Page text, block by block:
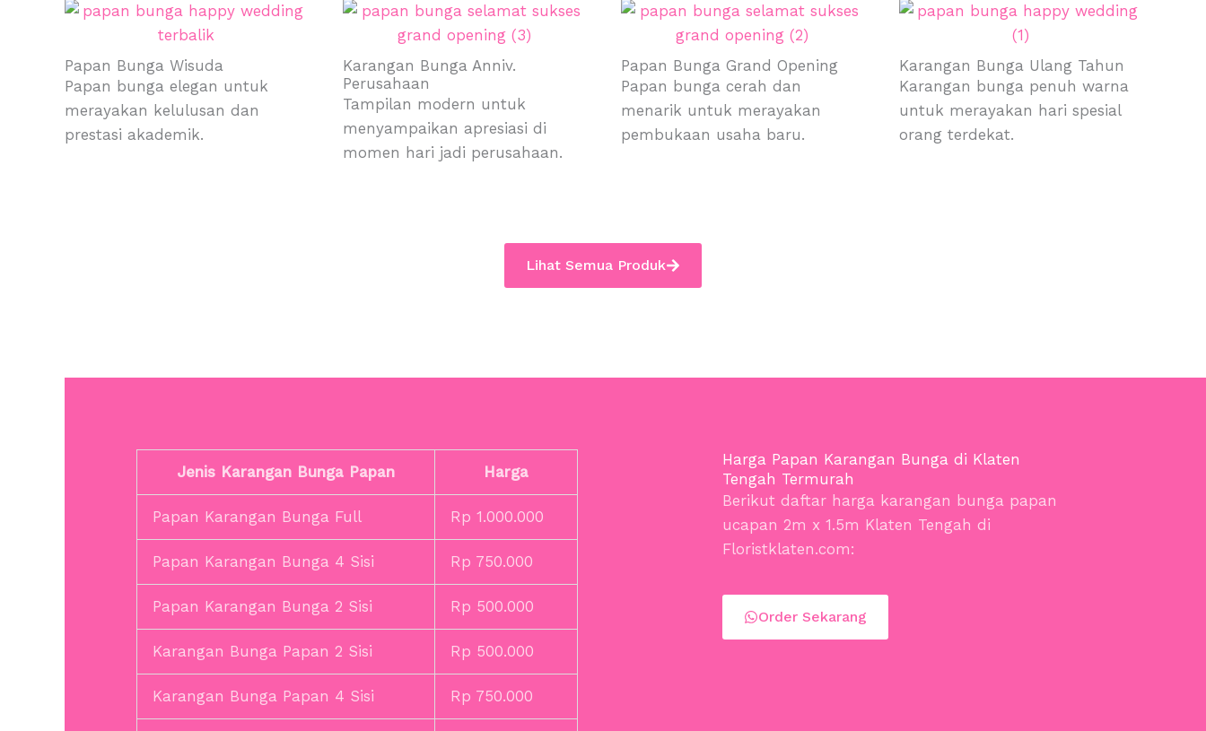
Papan Bunga Wisuda
Papan bunga elegan untuk
merayakan kelulusan dan
prestasi akademik.
Karangan Bunga Anniv.
Perusahaan
Tampilan modern untuk
menyampaikan apresiasi di
momen hari jadi perusahaan.
Papan Bunga Grand Opening
Papan bunga cerah dan
menarik untuk merayakan
pembukaan usaha baru.
Karangan Bunga Ulang Tahun
Karangan bunga penuh warna
untuk merayakan hari spesial
orang terdekat.
Lihat Semua Produk
Jenis Karangan Bunga Papan Harga
Papan Karangan Bunga Full Rp 1.000.000
Papan Karangan Bunga 4 Sisi Rp 750.000
Papan Karangan Bunga 2 Sisi Rp 500.000
Karangan Bunga Papan 2 Sisi Rp 500.000
Karangan Bunga Papan 4 Sisi Rp 750.000
Harga Papan Karangan Bunga di Klaten
Tengah Termurah
Berikut daftar harga karangan bunga papan
ucapan 2m x 1.5m Klaten Tengah di
Floristklaten.com:
Order Sekarang